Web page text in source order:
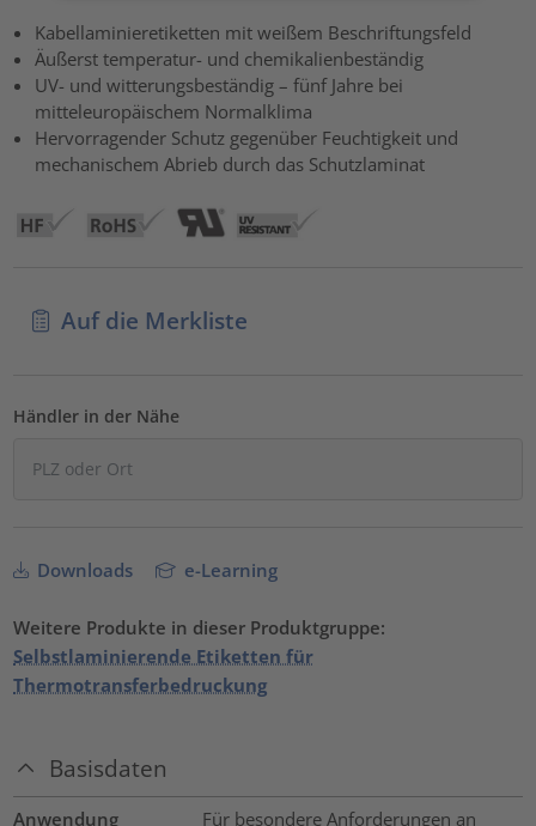
powered byUsercentrics Consent Management Platform
Kabellaminieretiketten mit weißem Beschriftungsfeld
Äußerst temperatur- und chemikalienbeständig
UV- und witterungsbeständig – fünf Jahre bei
mitteleuropäischem Normalklima
Hervorragender Schutz gegenüber Feuchtigkeit und
mechanischem Abrieb durch das Schutzlaminat
Auf die Merkliste
Händler in der Nähe
Downloads e-Learning
Weitere Produkte in dieser Produktgruppe:
Selbstlaminierende Etiketten für
Thermotransferbedruckung
Basisdaten
Anwendung
Für besondere Anforderungen an